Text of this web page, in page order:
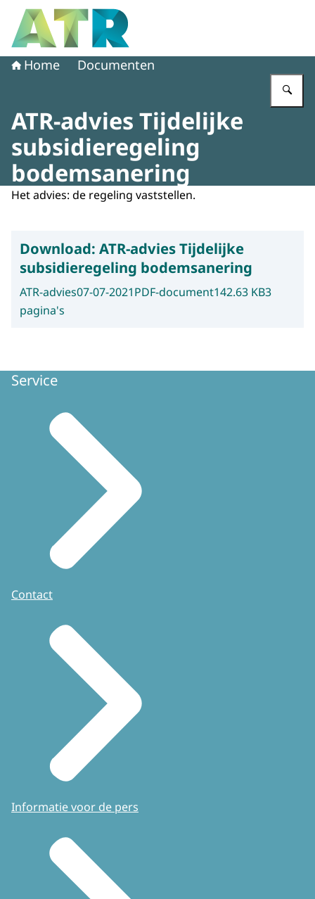
Naar de homepage van Adviescollege toetsing regeldruk
Home Documenten
ATR-advies Tijdelijke
subsidieregeling
bodemsanering
Het advies: de regeling vaststellen.
Download: ATR-advies Tijdelijke
subsidieregeling bodemsanering
ATR-advies07-07-2021PDF-document142.63 KB3
pagina's
Service
Contact
Informatie voor de pers